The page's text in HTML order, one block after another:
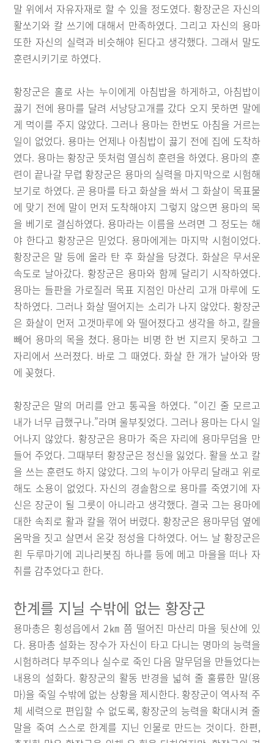
말 위에서 자유자재로 할 수 있을 정도였다. 황장군은 자신의
활쏘기와 칼 쓰기에 대해서 만족하였다. 그리고 자신의 용마
또한 자신의 실력과 비슷해야 된다고 생각했다. 그래서 말도
훈련시키기로 하였다.
황장군은 홀로 사는 누이에게 아침밥을 하게하고, 아침밥이
끓기 전에 용마를 달려 서낭당고개를 갔다 오지 못하면 말에
게 먹이를 주지 않았다. 그러나 용마는 한번도 아침을 거르는
일이 없었다. 용마는 언제나 아침밥이 끓기 전에 집에 도착하
였다. 용마는 황장군 뜻처럼 열심히 훈련을 하였다. 용마의 훈
련이 끝나갈 무렵 황장군은 용마의 실력을 마지막으로 시험해
보기로 하였다. 곧 용마를 타고 화살을 쏴서 그 화살이 목표물
에 맞기 전에 말이 먼저 도착해야지 그렇지 않으면 용마의 목
을 베기로 결심하였다. 용마라는 이름을 쓰려면 그 정도는 해
야 한다고 황장군은 믿었다. 용마에게는 마지막 시험이었다.
황장군은 말 등에 올라 탄 후 화살을 당겼다. 화살은 무서운
속도로 날아갔다. 황장군은 용마와 함께 달리기 시작하였다.
용마는 들판을 가로질러 목표 지점인 마산리 고개 마루에 도
착하였다. 그러나 화살 떨어지는 소리가 나지 않았다. 황장군
은 화살이 먼저 고갯마루에 와 떨어졌다고 생각을 하고, 칼을
빼어 용마의 목을 쳤다. 용마는 비명 한 번 지르지 못하고 그
자리에서 쓰러졌다. 바로 그 때였다. 화살 한 개가 날아와 땅
에 꽂혔다.
황장군은 말의 머리를 안고 통곡을 하였다. “이긴 줄 모르고
내가 너무 급했구나.”라며 울부짖었다. 그러나 용마는 다시 일
어나지 않았다. 황장군은 용마가 죽은 자리에 용마무덤을 만
들어 주었다. 그때부터 황장군은 정신을 잃었다. 활을 쏘고 칼
을 쓰는 훈련도 하지 않았다. 그의 누이가 아무리 달래고 위로
해도 소용이 없었다. 자신의 경솔함으로 용마를 죽였기에 자
신은 장군이 될 그릇이 아니라고 생각했다. 결국 그는 용마에
대한 속죄로 활과 칼을 꺾어 버렸다. 황장군은 용마무덤 옆에
움막을 짓고 살면서 온갖 정성을 다하였다. 어느 날 황장군은
흰 두루마기에 괴나리봇짐 하나를 등에 메고 마을을 떠나 자
취를 감추었다고 한다.
한계를 지닐 수밖에 없는 황장군
용마총은 횡성읍에서 2㎞ 쯤 떨어진 마산리 마을 뒷산에 있
다. 용마총 설화는 장수가 자신이 타고 다니는 명마의 능력을
시험하려다 부주의나 실수로 죽인 다음 말무덤을 만들었다는
내용의 설화다. 황장군의 활동 반경을 넓혀 줄 훌륭한 말(용
마)을 죽일 수밖에 없는 상황을 제시한다. 황장군이 역사적 주
체 세력으로 편입할 수 없도록, 황장군의 능력을 확대시켜 줄
말을 죽여 스스로 한계를 지닌 인물로 만드는 것이다. 한편,